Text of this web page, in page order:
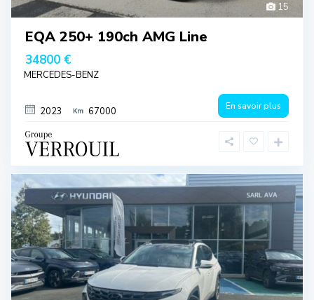
15
EQA 250+ 190ch AMG Line
34800 €
MERCEDES-BENZ
2023 67000 En savoir plus